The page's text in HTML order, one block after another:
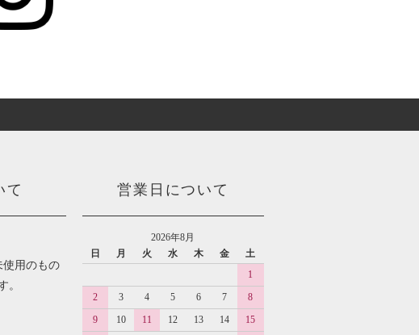
て
使用のもの
。
営業日について
2026年8月
日
月 火 水 木 金
土
1
2
3 4 5 6 7
8
9
10 11 12 13 14
15